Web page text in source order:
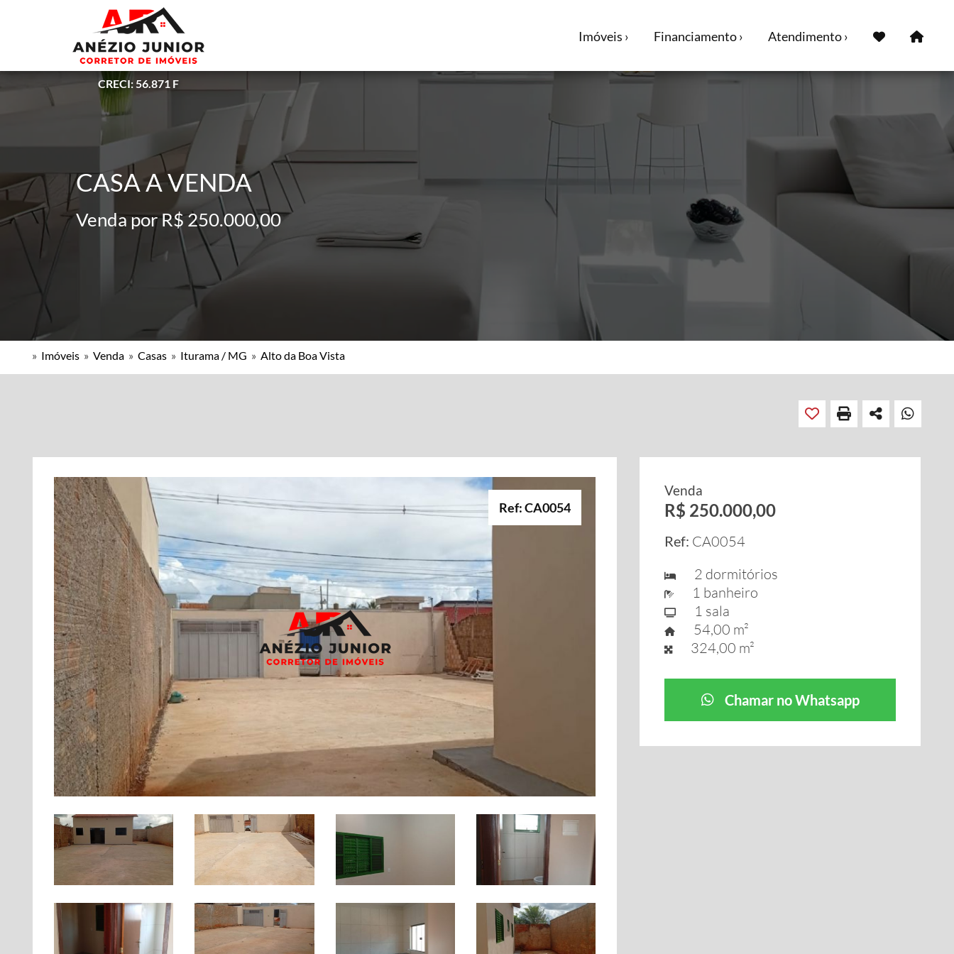
CRECI: 56.871 F
Imóveis › Financiamento › Atendimento ›
CASA A VENDA
Venda por R$ 250.000,00
» Imóveis » Venda » Casas » Iturama / MG » Alto da Boa Vista
Ref: CA0054
Venda
R$ 250.000,00
Ref: CA0054
2 dormitórios
1 banheiro
1 sala
54,00 m²
324,00 m²
Chamar no Whatsapp